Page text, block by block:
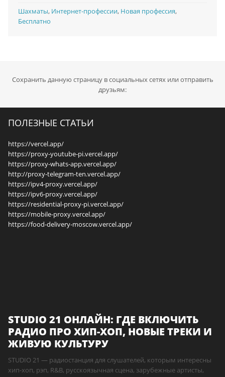
Шахматы, Интернет-профессии, Новая профессия,
Бесплатно
Сохранить данную страницу в социальных сетях или отправить
друзьям:
ПОЛЕЗНЫЕ СТАТЬИ
https://vercel.app/
https://proxy-youtube-pi.vercel.app/
https://proxy-whats-app.vercel.app/
http://proxy-telegram-ten.vercel.app/
https://ipv4-proxy.vercel.app/
https://ipv6-proxy.vercel.app/
https://residential-proxy-pi.vercel.app/
https://mobile-proxy.vercel.app/
https://food-delivery-moscow.vercel.app/
STUDIO 21 ОНЛАЙН: ГДЕ ВКЛЮЧИТЬ
РАДИО ПРО ХИП-ХОП, НОВЫЕ ТРЕКИ И
ЖИВУЮ КУЛЬТУРУ
STUDIO 21 — радиостанция для слушателей, которым интересны
хип-хоп, рэп, R&B, русскоязычная сцена, зарубежные артисты,